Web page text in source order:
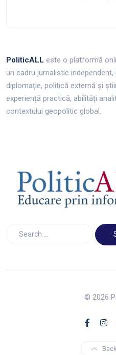
PoliticALL este o platformă
un cadru jurnalistic
diplomație, politică externă și
experiență practică, abilități
contextului geopolitic global.
© 2026